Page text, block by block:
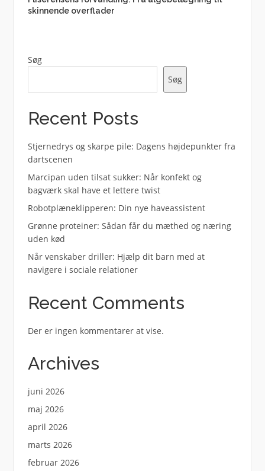
skinnende overflader
Søg
Søg
Recent Posts
Stjernedrys og skarpe pile: Dagens højdepunkter fra
dartscenen
Marcipan uden tilsat sukker: Når konfekt og
bagværk skal have et lettere twist
Robotplæneklipperen: Din nye haveassistent
Grønne proteiner: Sådan får du mæthed og næring
uden kød
Når venskaber driller: Hjælp dit barn med at
navigere i sociale relationer
Recent Comments
Der er ingen kommentarer at vise.
Archives
juni 2026
maj 2026
april 2026
marts 2026
februar 2026